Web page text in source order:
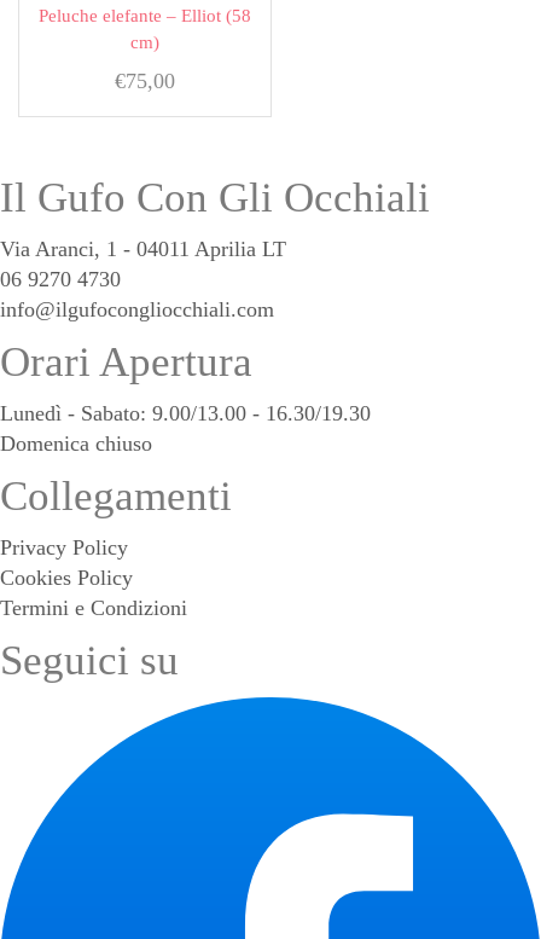
Peluche elefante – Elliot (58
cm)
€75,00
Il Gufo Con Gli Occhiali
Via Aranci, 1 - 04011 Aprilia LT
06 9270 4730
info@ilgufocongliocchiali.com
Orari Apertura
Lunedì - Sabato: 9.00/13.00 - 16.30/19.30
Domenica chiuso
Collegamenti
Privacy Policy
Cookies Policy
Termini e Condizioni
Seguici su